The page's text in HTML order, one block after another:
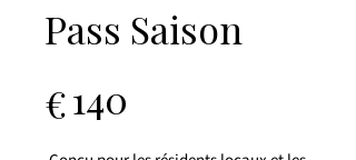
Pass Saison
€140